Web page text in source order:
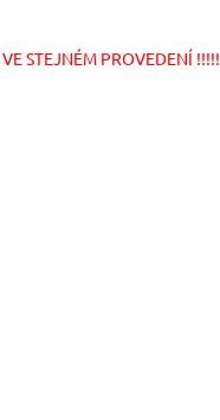
STEJNÉM PROVEDENÍ !!!!!